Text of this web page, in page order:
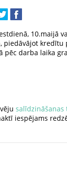
10.maijā
piedāvājot kredītu
pēc darba laika
salīdzināšanas
iespējams